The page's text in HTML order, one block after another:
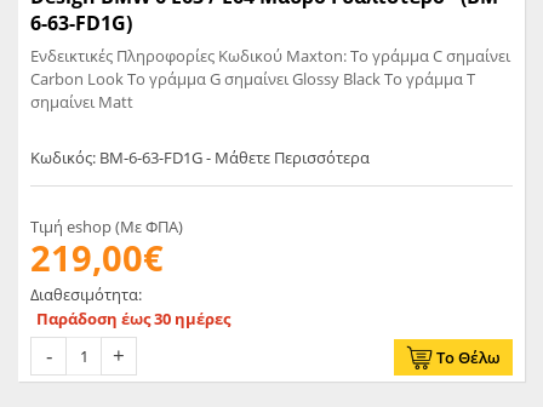
6-63-FD1G)
Ενδεικτικές Πληροφορίες Κωδικού Maxton: Το γράμμα C σημαίνει
Carbon Look Το γράμμα G σημαίνει Glossy Black Το γράμμα T
σημαίνει Matt
Κωδικός: BM-6-63-FD1G - Μάθετε Περισσότερα
Τιμή eshop (Με ΦΠΑ)
219,00€
Διαθεσιμότητα:
Παράδοση έως 30 ημέρες
Το Θέλω